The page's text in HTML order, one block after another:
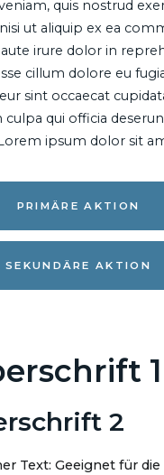
quis nostrud
ut aliquip ex ea
aute irure dolor in
cillum dolore eu
sint occaecat
culpa qui officia
ipsum dolor sit
PRIMÄRE AKTION
SEKUNDÄRE AKTION
1
2
Text: Geeignet für